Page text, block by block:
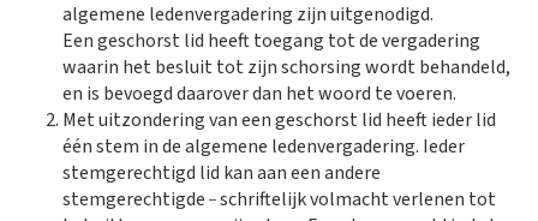
algemene ledenvergadering zijn uitgenodigd.
Een geschorst lid heeft toegang tot de vergadering
waarin het besluit tot zijn schorsing wordt behandeld,
en is bevoegd daarover dan het woord te voeren.
Met uitzondering van een geschorst lid heeft ieder lid
één stem in de algemene ledenvergadering. Ieder
stemgerechtigd lid kan aan een andere
stemgerechtigde schriftelijk volmacht verlenen tot